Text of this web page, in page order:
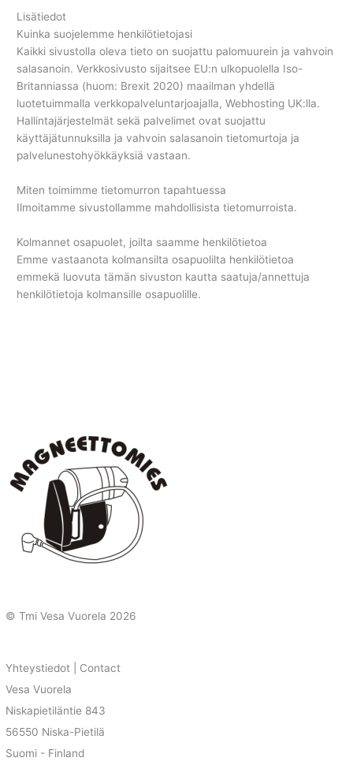
© Tmi Vesa Vuorela 2026
Yhteystiedot | Contact
Vesa Vuorela
Niskapietiläntie 843
56550 Niska-Pietilä
Suomi - Finland
Lisätiedot
Kuinka suojelemme henkilötietojasi
Kaikki sivustolla oleva tieto on suojattu palomuurein ja vahvoin
salasanoin. Verkkosivusto sijaitsee EU:n ulkopuolella Iso-
Britanniassa (huom: Brexit 2020) maailman yhdellä
luotetuimmalla verkkopalveluntarjoajalla, Webhosting UK:lla.
Hallintajärjestelmät sekä palvelimet ovat suojattu
käyttäjätunnuksilla ja vahvoin salasanoin tietomurtoja ja
palvelunestohyökkäyksiä vastaan.
Miten toimimme tietomurron tapahtuessa
Ilmoitamme sivustollamme mahdollisista tietomurroista.
Kolmannet osapuolet, joilta saamme henkilötietoa
Emme vastaanota kolmansilta osapuolilta henkilötietoa
emmekä luovuta tämän sivuston kautta saatuja/annettuja
henkilötietoja kolmansille osapuolille.